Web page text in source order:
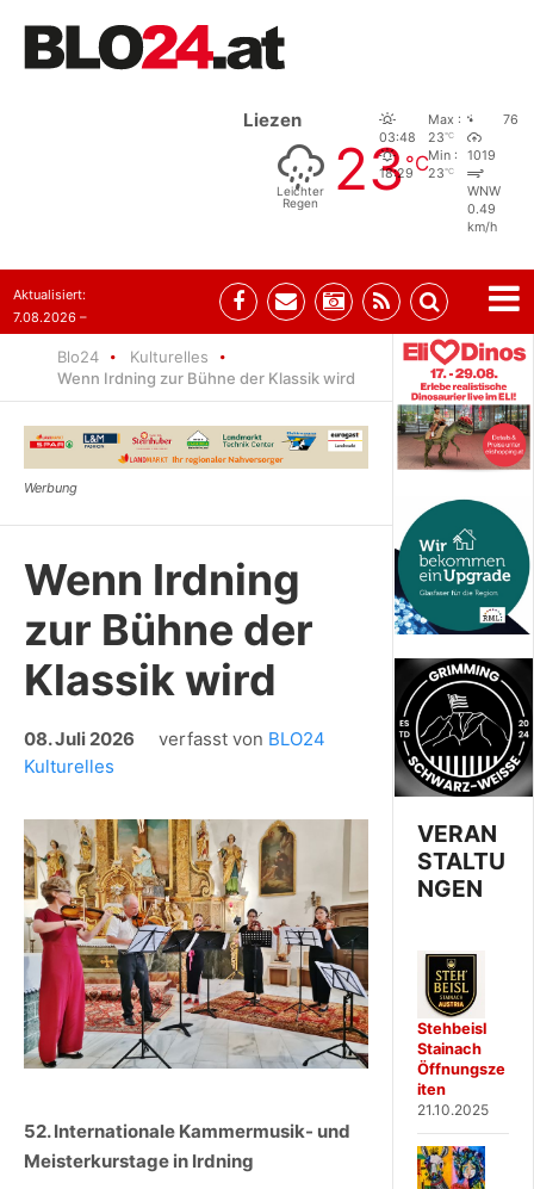
Liezen
Leichter
Regen
23°C
03:48
18:29
Max :
23°C
Min :
23°C
76
1019
WNW
0.49
km/h
Aktualisiert:
7.08.2026 –
Blo24
Kulturelles
Wenn Irdning zur Bühne der Klassik wird
Wenn Irdning
zur Bühne der
Klassik wird
08. Juli 2026 verfasst von BLO24
Kulturelles
52. Internationale Kammermusik- und
Meisterkurstage in Irdning
VERAN
STALTU
NGEN
Stehbeisl
Stainach
Öffnungsze
iten
21.10.2025